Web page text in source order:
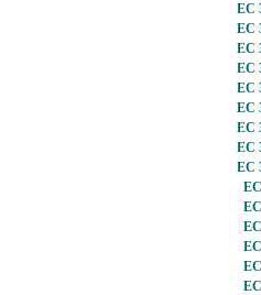
EC
EC
EC
EC
EC
EC
EC
EC
EC